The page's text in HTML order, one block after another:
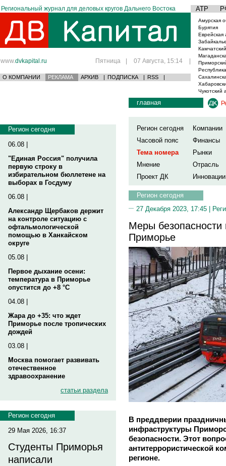
Региональный журнал для деловых кругов Дальнего Востока АТР
www.dvkapital.ru Пятница | 07 Августа, 15:14 |
О КОМПАНИИ РЕКЛАМА АРХИВ | ПОДПИСКА | RSS |
Амурская
Бурятия
Еврейская
Чукотский
Регион сегодня
06.08 |
"Единая Россия" получила
первую строку в
избирательном бюллетене на
выборах в Госдуму
06.08 |
Александр Щербаков держит
на контроле ситуацию с
офтальмологической
помощью в Ханкайском
округе
05.08 |
Первое дыхание осени:
температура в Приморье
опустится до +8 °C
04.08 |
Жара до +35: что ждет
Приморье после тропических
дождей
03.08 |
Москва помогает развивать
отечественное
здравоохранение
статьи раздела
Регион сегодня
29 Мая 2026, 16:37
Студенты Приморья
написали
главная
Регион сегодня
Компании
Часовой пояс
Финансы
Тема номера
Рынки
Мнение
Отрасль
Проект ДК
Инновации
Регион сегодня
27 Декабря 2023, 17:45 |
Меры безопасности
Приморье
В преддверии
инфраструктуры
безопасности. Этот
антитеррористической
регионе.